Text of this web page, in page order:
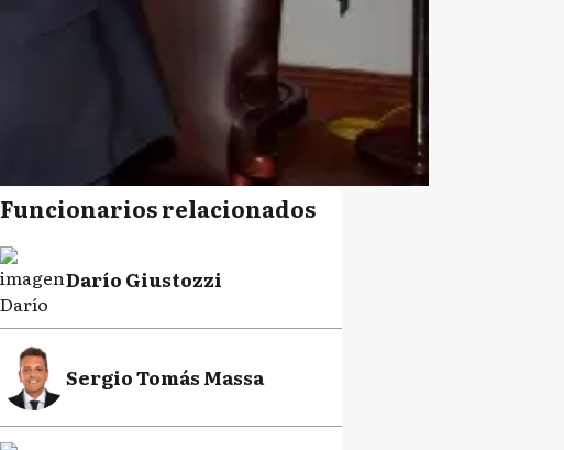
Funcionarios relacionados
Darío Giustozzi
Sergio Tomás Massa